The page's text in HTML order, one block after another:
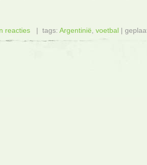
reacties| tags: Argentinië voetbal|